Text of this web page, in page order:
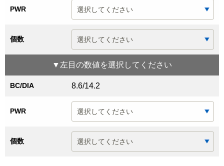
PWR
個数
▼ 左目 の数値を選択してください
BC/DIA 8.6/14.2
PWR
個数